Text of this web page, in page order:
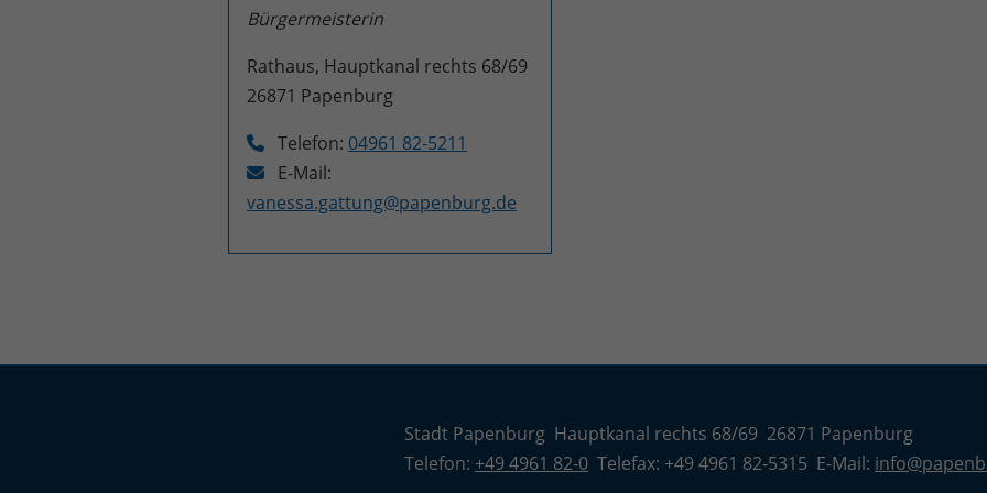
Bürgermeisterin
Rathaus, Hauptkanal rechts 68/69
26871 Papenburg
Telefon: 04961 82-5211
E-Mail:
vanessa.gattung@papenburg.de
Stadt Papenburg Hauptkanal rechts 68/69 26871 Papenburg
Telefon: +49 4961 82-0Telefax: +49 4961 82-5315 E-Mail: